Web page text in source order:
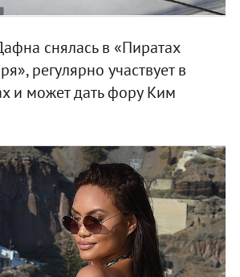
снялась в «Пиратах
регулярно участвует в
и может дать фору Ким